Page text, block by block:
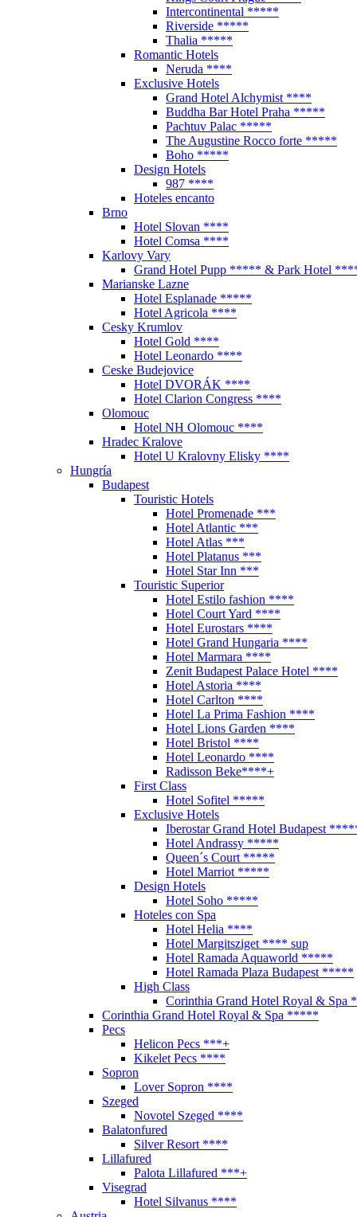
Intercontinental *****
Riverside *****
Thalia *****
Romantic Hotels
Neruda ****
Exclusive Hotels
Grand Hotel Alchymist ****
Buddha Bar Hotel Praha *****
Pachtuv Palac *****
The Augustine Rocco forte *****
Boho *****
Design Hotels
987 ****
Hoteles encanto
Brno
Hotel Slovan ****
Hotel Comsa ****
Karlovy Vary
Grand Hotel Pupp ***** & Park Hotel
Marianske Lazne
Hotel Esplanade *****
Hotel Agricola ****
Cesky Krumlov
Hotel Gold ****
Hotel Leonardo ****
Ceske Budejovice
Hotel DVORÁK ****
Hotel Clarion Congress ****
Olomouc
Hotel NH Olomouc ****
Hradec Kralove
Hotel U Kralovny Elisky ****
Hungría
Budapest
Touristic Hotels
Hotel Promenade ***
Hotel Atlantic ***
Hotel Atlas ***
Hotel Platanus ***
Hotel Star Inn ***
Touristic Superior
Hotel Estilo fashion ****
Hotel Court Yard ****
Hotel Eurostars ****
Hotel Grand Hungaria ****
Hotel Marmara ****
Zenit Budapest Palace Hotel ****
Hotel Astoria ****
Hotel Carlton ****
Hotel La Prima Fashion ****
Hotel Lions Garden ****
Hotel Bristol ****
Hotel Leonardo ****
Radisson Beke****+
First Class
Hotel Sofitel *****
Exclusive Hotels
Iberostar Grand Hotel Budapest
Hotel Andrassy *****
Queen´s Court *****
Hotel Marriot *****
Design Hotels
Hotel Soho *****
Hoteles con Spa
Hotel Helia ****
Hotel Margitsziget **** sup
Hotel Ramada Aquaworld *****
Hotel Ramada Plaza Budapest *****
High Class
Corinthia Grand Hotel Royal &
Corinthia Grand Hotel Royal & Spa *****
Pecs
Helicon Pecs ***+
Kikelet Pecs ****
Sopron
Lover Sopron ****
Szeged
Novotel Szeged ****
Balatonfured
Silver Resort ****
Lillafured
Palota Lillafured ***+
Visegrad
Hotel Silvanus ****